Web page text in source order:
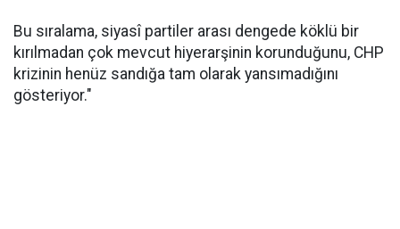
Bu sıralama, siyasî partiler arası dengede köklü bir
kırılmadan çok mevcut hiyerarşinin korunduğunu, CHP
krizinin henüz sandığa tam olarak yansımadığını
gösteriyor."